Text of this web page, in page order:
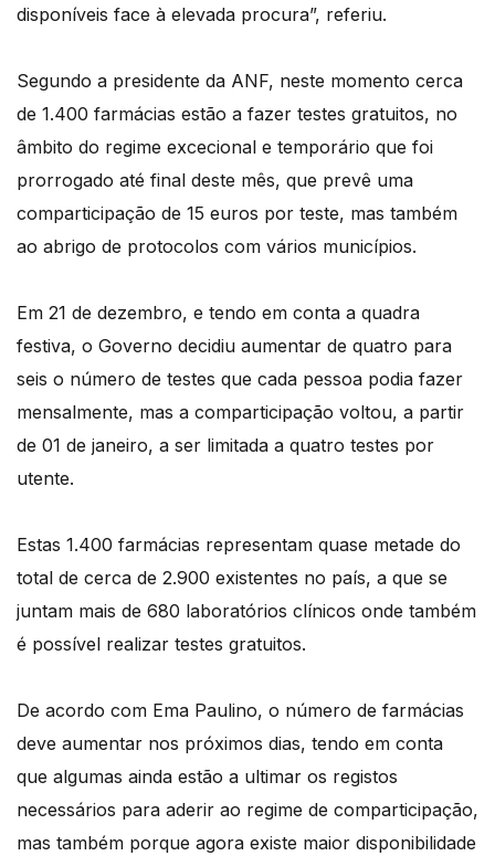
disponíveis face à elevada procura”, referiu.
Segundo a presidente da ANF, neste momento cerca
de 1.400 farmácias estão a fazer testes gratuitos, no
âmbito do regime excecional e temporário que foi
prorrogado até final deste mês, que prevê uma
comparticipação de 15 euros por teste, mas também
ao abrigo de protocolos com vários municípios.
Em 21 de dezembro, e tendo em conta a quadra
festiva, o Governo decidiu aumentar de quatro para
seis o número de testes que cada pessoa podia fazer
mensalmente, mas a comparticipação voltou, a partir
de 01 de janeiro, a ser limitada a quatro testes por
utente.
Estas 1.400 farmácias representam quase metade do
total de cerca de 2.900 existentes no país, a que se
juntam mais de 680 laboratórios clínicos onde também
é possível realizar testes gratuitos.
De acordo com Ema Paulino, o número de farmácias
deve aumentar nos próximos dias, tendo em conta
que algumas ainda estão a ultimar os registos
necessários para aderir ao regime de comparticipação,
mas também porque agora existe maior disponibilidade